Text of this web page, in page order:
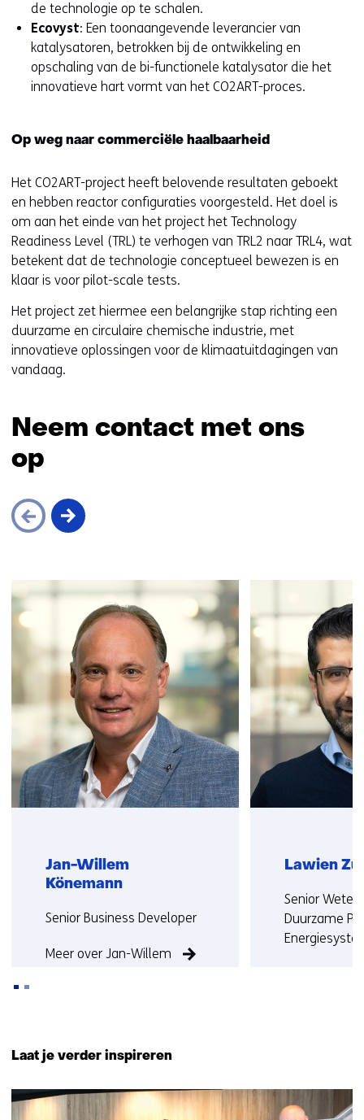
de technologie op te schalen.
Ecovyst: Een toonaangevende leverancier van
katalysatoren, betrokken bij de ontwikkeling en
opschaling van de bi-functionele katalysator die het
innovatieve hart vormt van het CO2ART-proces.
Op weg naar commerciële haalbaarheid
Het CO2ART-project heeft belovende resultaten geboekt
en hebben reactor configuraties voorgesteld. Het doel is
om aan het einde van het project het Technology
Readiness Level (TRL) te verhogen van TRL2 naar TRL4, wat
betekent dat de technologie conceptueel bewezen is en
klaar is voor pilot-scale tests.
Het project zet hiermee een belangrijke stap richting een
duurzame en circulaire chemische industrie, met
innovatieve oplossingen voor de klimaatuitdagingen van
vandaag.
Neem contact met ons
op
navigatie
over
(Neem
contact
met
ons
Jan-Willem
Könemann
Functie:
Senior Business Developer
Meer over Jan-Willem
Lawien
Functie:
Senior
Duurzame
(Neem
contact
Laat je verder inspireren
34